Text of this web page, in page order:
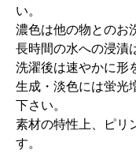
い。
濃色は他の物とのお
長時間の水への浸漬
洗濯後は速やかに形
生成・淡色には蛍光
下さい。
素材の特性上、ピリ
す。